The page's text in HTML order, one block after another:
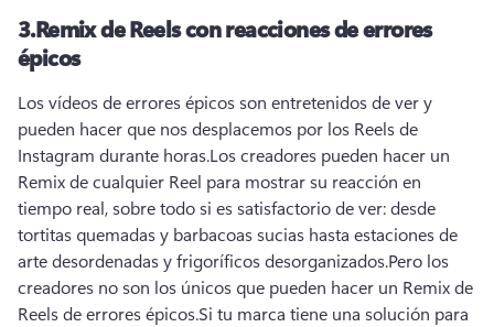
3.Remix de Reels con reacciones de errores
épicos
Los vídeos de errores épicos son entretenidos de ver y
pueden hacer que nos desplacemos por los Reels de
Instagram durante horas.Los creadores pueden hacer un
Remix de cualquier Reel para mostrar su reacción en
tiempo real, sobre todo si es satisfactorio de ver: desde
tortitas quemadas y barbacoas sucias hasta estaciones de
arte desordenadas y frigoríficos desorganizados.Pero los
creadores no son los únicos que pueden hacer un Remix de
Reels de errores épicos.Si tu marca tiene una solución para